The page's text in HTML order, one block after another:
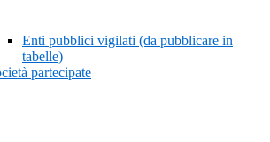
Enti pubblici vigilati (da pubblicare in
tabelle)
partecipate